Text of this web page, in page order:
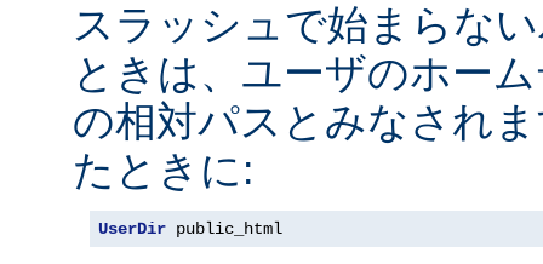
スラッシュで始まらな
ときは、ユーザのホー
の相対パスとみなされ
たときに:
UserDir public_html